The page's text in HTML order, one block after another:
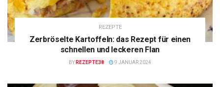
REZEPTE
Zerbröselte Kartoffeln: das Rezept für einen
schnellen und leckeren Flan
BY REZEPTE38 9 JANUAR 2024